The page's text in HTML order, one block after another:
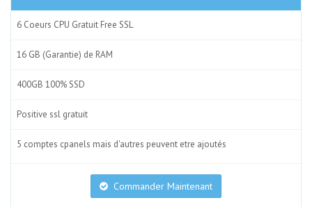
6 Coeurs CPU Gratuit Free SSL
16 GB (Garantie) de RAM
400GB 100% SSD
Positive ssl gratuit
5 comptes cpanels mais d'autres peuvent etre ajoutés
Commander Maintenant